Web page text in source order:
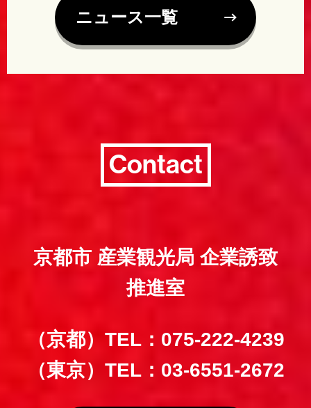
ニュース一覧
Contact
京都市 産業観光局 企業誘致
推進室
（京都）TEL：075-222-4239
（東京）TEL：03-6551-2672